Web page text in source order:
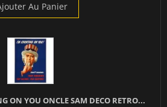
Au Panier
ON YOU ONCLE SAM DECO RETRO...